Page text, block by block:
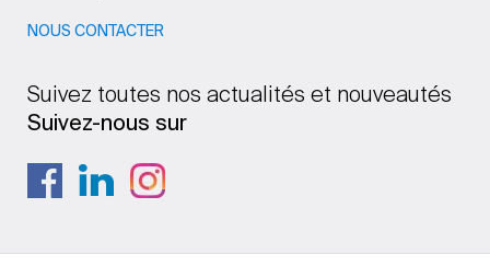
NOUS CONTACTER
Suivez toutes nos actualités et nouveautés
Suivez-nous sur